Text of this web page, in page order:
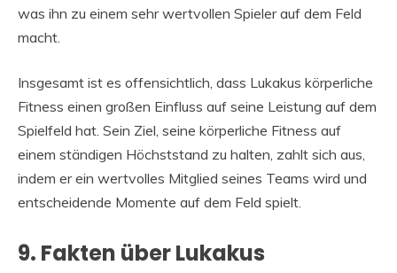
was ihn zu einem sehr wertvollen Spieler auf dem Feld
macht.
Insgesamt ist es offensichtlich, dass Lukakus körperliche
Fitness einen großen Einfluss auf seine Leistung auf dem
Spielfeld hat. Sein Ziel, seine körperliche Fitness auf
einem ständigen Höchststand zu halten, zahlt sich aus,
indem er ein wertvolles Mitglied seines Teams wird und
entscheidende Momente auf dem Feld spielt.
9. Fakten über Lukakus